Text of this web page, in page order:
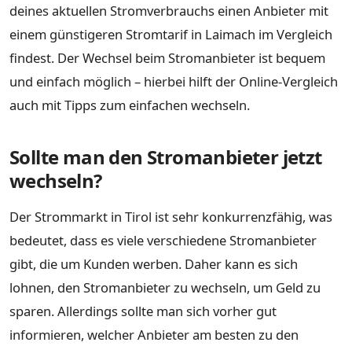
deines aktuellen Stromverbrauchs einen Anbieter mit
einem günstigeren Stromtarif in Laimach im Vergleich
findest. Der Wechsel beim Stromanbieter ist bequem
und einfach möglich – hierbei hilft der Online-Vergleich
auch mit Tipps zum einfachen wechseln.
Sollte man den Stromanbieter jetzt
wechseln?
Der Strommarkt in Tirol ist sehr konkurrenzfähig, was
bedeutet, dass es viele verschiedene Stromanbieter
gibt, die um Kunden werben. Daher kann es sich
lohnen, den Stromanbieter zu wechseln, um Geld zu
sparen. Allerdings sollte man sich vorher gut
informieren, welcher Anbieter am besten zu den